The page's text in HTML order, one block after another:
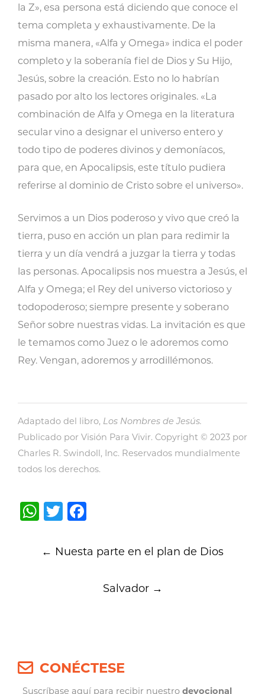
la Z», esa persona está diciendo que conoce el
tema completa y exhaustivamente. De la
misma manera, «Alfa y Omega» indica el poder
completo y la soberanía fiel de Dios y Su Hijo,
Jesús, sobre la creación. Esto no lo habrían
pasado por alto los lectores originales. «La
combinación de Alfa y Omega en la literatura
secular vino a designar el universo entero y
todo tipo de poderes divinos y demoníacos,
para que, en Apocalipsis, este título pudiera
referirse al dominio de Cristo sobre el universo».
Servimos a un Dios poderoso y vivo que creó la
tierra, puso en acción un plan para redimir la
tierra y un día vendrá a juzgar la tierra y todas
las personas. Apocalipsis nos muestra a Jesús, el
Alfa y Omega; el Rey del universo victorioso y
todopoderoso; siempre presente y soberano
Señor sobre nuestras vidas. La invitación es que
le temamos como Juez o le adoremos como
Rey. Vengan, adoremos y arrodillémonos.
Adaptado del libro, Los Nombres de Jesús.
Publicado por Visión Para Vivir. Copyright © 2023 por
Charles R. Swindoll, Inc. Reservados mundialmente
todos los derechos.
WhatsApp
Twitter
navigation
← Nuesta parte en el plan de Dios
Salvador →
CONÉCTESE
Suscríbase aquí para recibir nuestrodevocional